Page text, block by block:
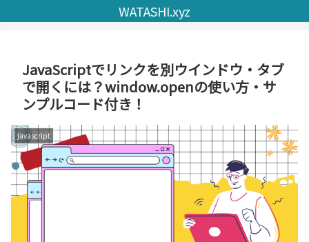
WATASHI.xyz
JavaScriptでリンクを別ウインドウ・タブ
で開くには？window.openの使い方・サ
ンプルコード付き！
javascript